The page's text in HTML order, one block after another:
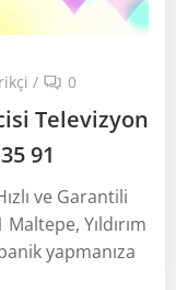
/ 0
Televizyon
91
ve Garantili
Yıldırım
yapmanıza